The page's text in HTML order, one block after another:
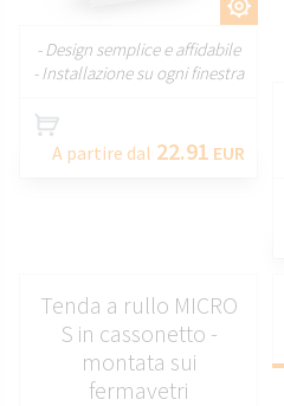
- Design semplice e affidabile
- Installazione su ogni finestra
A partire dal 22.91 EUR
Tenda a rullo MICRO
S in cassonetto -
montata sui
fermavetri